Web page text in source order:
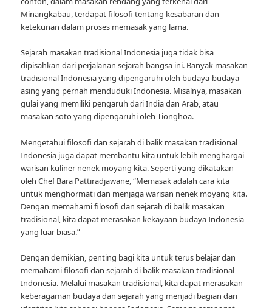
Minangkabau, terdapat filosofi tentang kesabaran dan
ketekunan dalam proses memasak yang lama.
Sejarah masakan tradisional Indonesia juga tidak bisa
dipisahkan dari perjalanan sejarah bangsa ini. Banyak masakan
tradisional Indonesia yang dipengaruhi oleh budaya-budaya
asing yang pernah menduduki Indonesia. Misalnya, masakan
gulai yang memiliki pengaruh dari India dan Arab, atau
masakan soto yang dipengaruhi oleh Tionghoa.
Mengetahui filosofi dan sejarah di balik masakan tradisional
Indonesia juga dapat membantu kita untuk lebih menghargai
warisan kuliner nenek moyang kita. Seperti yang dikatakan
oleh Chef Bara Pattiradjawane, “Memasak adalah cara kita
untuk menghormati dan menjaga warisan nenek moyang kita.
Dengan memahami filosofi dan sejarah di balik masakan
tradisional, kita dapat merasakan kekayaan budaya Indonesia
yang luar biasa.”
Dengan demikian, penting bagi kita untuk terus belajar dan
memahami filosofi dan sejarah di balik masakan tradisional
Indonesia. Melalui masakan tradisional, kita dapat merasakan
keberagaman budaya dan sejarah yang menjadi bagian dari